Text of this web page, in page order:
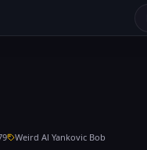
Weird Al Yankovic Bob